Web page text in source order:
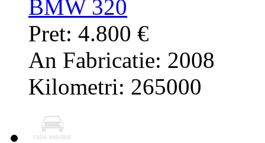
BMW 320
Pret: 4.800 €
An Fabricatie: 2008
Kilometri: 265000